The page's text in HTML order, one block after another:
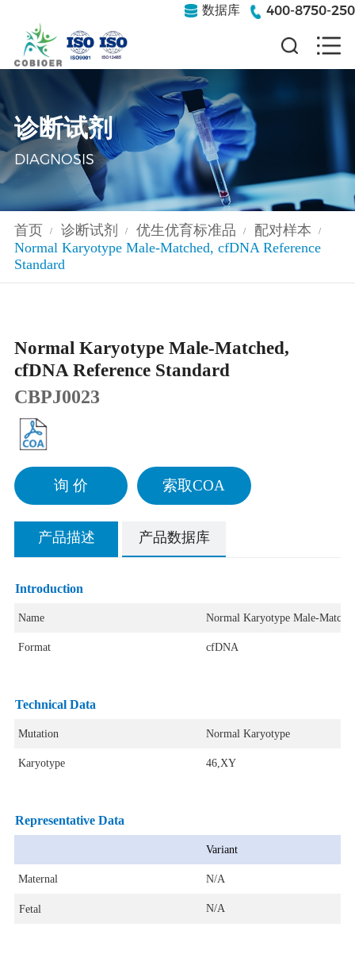
数据库 400-8750-250
诊断试剂
DIAGNOSIS
首页 / 诊断试剂 / 优生优育标准品 / 配对样本 /
Normal Karyotype Male-Matched, cfDNA Reference
Standard
Normal Karyotype Male-Matched,
cfDNA Reference Standard
CBPJ0023
询 价 索取COA
产品描述 产品数据库
Introduction
Name Normal Karyotype Male-
Format cfDNA
Technical Data
Mutation Normal Karyotype
Karyotype 46,XY
Representative Data
Variant
Maternal N/A
Fetal N/A